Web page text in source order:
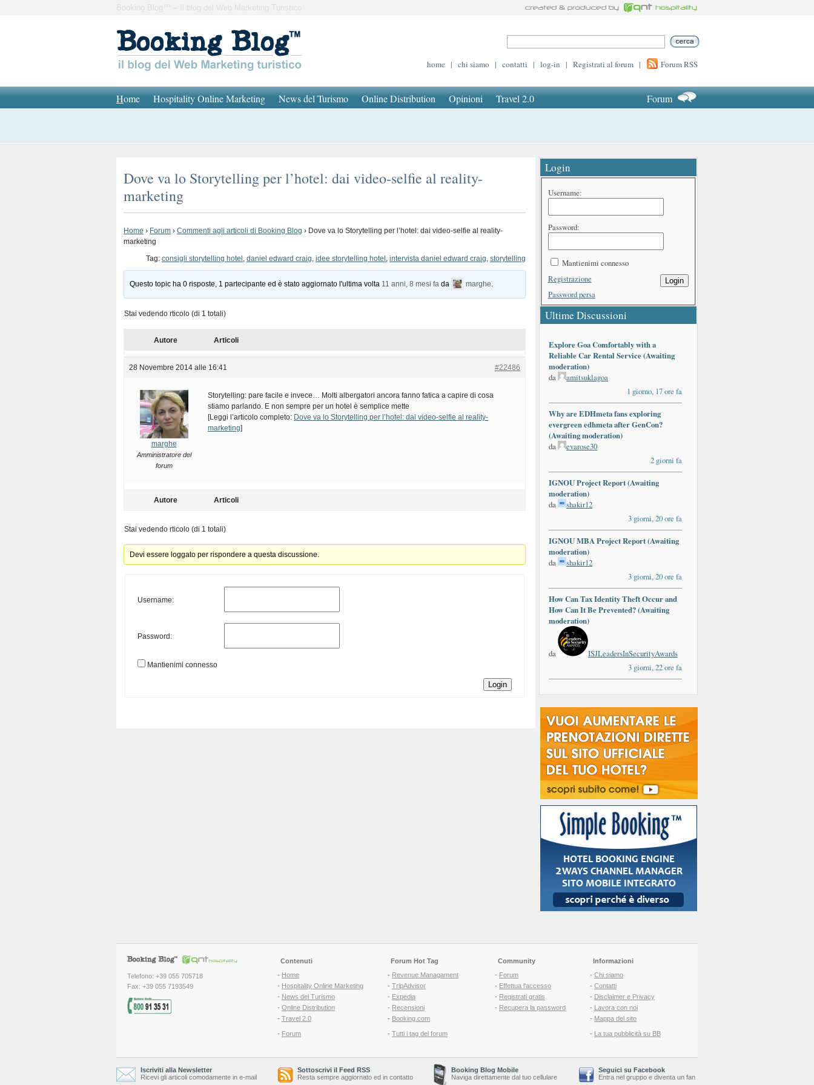
Booking Blog™ – Il blog del Web Marketing Turistico
home | chi siamo | contatti | log-in | Registrati al forum | Forum RSS
Home Hospitality Online Marketing News del Turismo Online Distribution Opinioni Travel 2.0 Forum
Dove va lo Storytelling per l’hotel: dai video-selfie al reality-
marketing
Home › Forum › Commenti agli articoli di Booking Blog › Dove va lo Storytelling per l’hotel: dai video-selfie al reality-
marketing
Tag: consigli storytelling hotel , daniel edward craig, idee storytelling hotel , intervista daniel edward craig, storytelling
Questo topic ha 0 risposte, 1 partecipante ed è stato aggiornato l'ultima volta 11 anni, 8 mesi fa da marghe
Stai vedendo rticolo (di 1 totali)
Autore Articoli
28 Novembre 2014 alle 16:41 #22486
marghe
Amministratore del
forum
Storytelling: pare facile e invece… Molti albergatori ancora fanno fatica a capire di cosa
stiamo parlando. E non sempre per un hotel è semplice mette
[Leggi l’articolo completo: Dove va lo Storytelling per l’hotel: dai video-selfie al reality-
marketing]
Autore Articoli
Stai vedendo rticolo (di 1 totali)
Devi essere loggato per rispondere a questa discussione.
Username:
Password:
Mantienimi connesso
Login
Login
Username:
Password:
Mantienimi connesso
Login
Registrazione
Password persa
Ultime Discussioni
Explore Goa Comfortably with a
Reliable Car Rental Service (Awaiting
moderation)
da
amitsuklagoa
1 giorno, 17 ore fa
Why are EDHmeta fans exploring
evergreen edhmeta after GenCon?
(Awaiting moderation)
da
evarose30
2 giorni fa
IGNOU Project Report (Awaiting
moderation)
da
shakir12
3 giorni, 20 ore fa
IGNOU MBA Project Report (Awaiting
moderation)
da
shakir12
3 giorni, 20 ore fa
How Can Tax Identity Theft Occur and
How Can It Be Prevented? (Awaiting
moderation)
da
ISJLeadersInSecurityAwards
3 giorni, 22 ore fa
Telefono: +39 055 705718
Fax: +39 055 7193549
Contenuti
- Home
- Hospitality Online Marketing
- News del Turismo
- Online Distribution
- Travel 2.0
- Forum
Forum Hot Tag
- Revenue Managament
- TripAdvisor
- Expedia
- Recensioni
- Booking.com
- Tutti i tag del forum
Community
- Forum
- Effettua l'accesso
- Registrati gratis
- Recupera la password
Informazioni
- Chi siamo
- Contatti
- Disclaimer e Privacy
- Lavora con noi
- Mappa del sito
- La tua pubblicità su BB
Iscriviti alla Newsletter
Ricevi gli articoli comodamente in e-mail
Sottoscrivi il Feed RSS
Resta sempre aggiornato ed in contatto
Booking Blog Mobile
Naviga direttamente dal tuo cellulare
Seguici su Facebook
Entra nel gruppo e diventa un fan